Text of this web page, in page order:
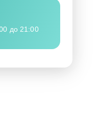
до 21:00